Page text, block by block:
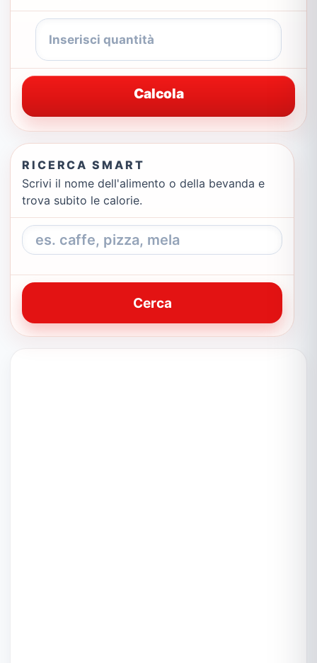
Calcola
RICERCA SMART
Scrivi il nome dell'alimento o della bevanda e
trova subito le calorie.
Cerca